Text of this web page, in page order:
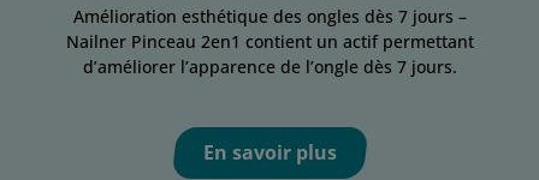
Amélioration esthétique des ongles dès 7 jours –
Nailner Pinceau 2en1 contient un actif permettant
d’améliorer l’apparence de l’ongle dès 7 jours.
En savoir plus